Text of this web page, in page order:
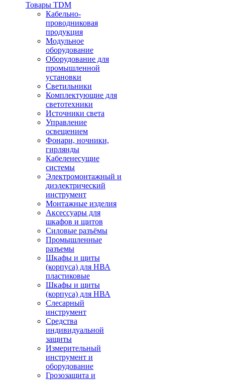
Товары TDM
Кабельно-
проводниковая
продукция
Модульное
оборудование
Оборудование для
промышленной
установки
Светильники
Комплектующие для
светотехники
Источники света
Управление
освещением
Фонари, ночники,
гирлянды
Кабеленесущие
системы
Электромонтажный и
диэлектрический
инструмент
Монтажные изделия
Аксессуары для
шкафов и щитов
Силовые разъёмы
Промышленные
разъемы
Шкафы и щиты
(корпуса) для НВА
пластиковые
Шкафы и щиты
(корпуса) для НВА
Слесарный
инструмент
Средства
индивидуальной
защиты
Измерительный
инструмент и
оборудование
Грозозащита и